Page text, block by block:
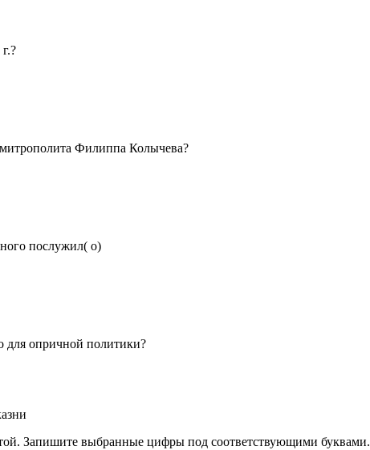
Филиппа Колы­чева?
послужил( о)
для опричной политики?
Запишите выбранные цифры под соответствующими буквами.